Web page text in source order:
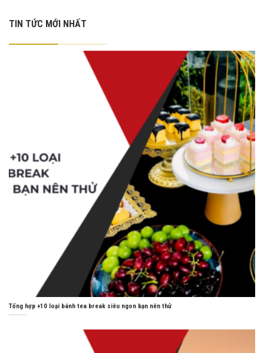
TIN TỨC MỚI NHẤT
Tổng hợp +10 loại bánh tea break siêu ngon bạn nên thử